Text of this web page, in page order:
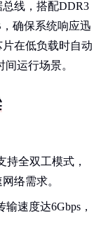
总线，搭配DDR3
确保系统响应迅
片在低负载时自动
运行场景。
持全双工模式，
络需求。
输速度达6Gbps，